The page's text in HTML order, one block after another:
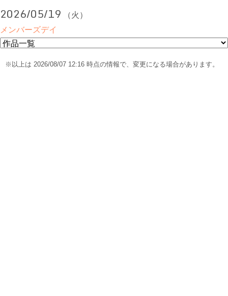
2026/05/19 （火）
メンバーズデイ
※以上は 2026/08/07 12:16 時点の情報で、変更になる場合があります。